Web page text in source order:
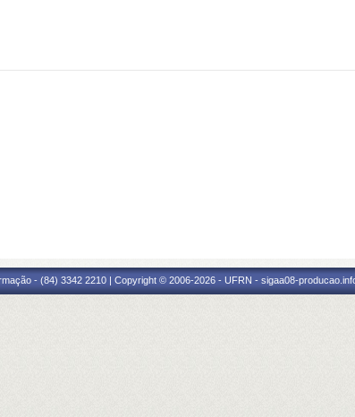
- (84) 3342 2210 | Copyright © 2006-2026 - UFRN - sigaa08-